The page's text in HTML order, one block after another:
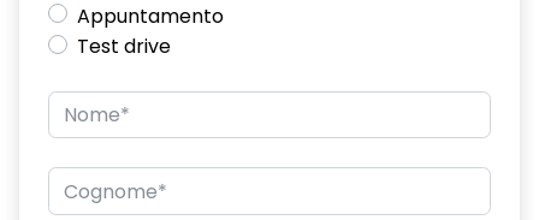
Chiamata di emergenza E-CALL
climatizzatore automatico bi-zona
commutazione automatica abbaglianti/ anabbaglianti
console centrale alta con bracciolo portaoggetti scorrevole
Appuntamento
Test drive